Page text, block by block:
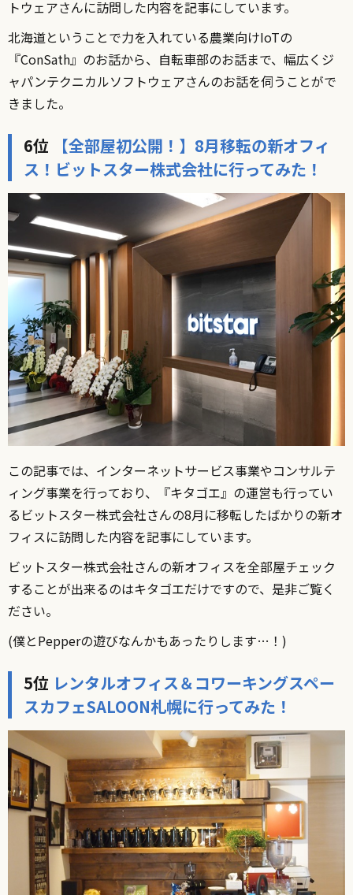
トウェアさんに訪問した内容を記事にしています。
北海道ということで力を入れている農業向けIoTの
『ConSath』のお話から、自転車部のお話まで、幅広くジ
ャパンテクニカルソフトウェアさんのお話を伺うことがで
きました。
6位
【全部屋初公開！】8月移転の新オフィ
ス！ビットスター株式会社に行ってみた！
この記事では、インターネットサービス事業やコンサルテ
ィング事業を行っており、『キタゴエ』の運営も行ってい
るビットスター株式会社さんの8月に移転したばかりの新オ
フィスに訪問した内容を記事にしています。
ビットスター株式会社さんの新オフィスを全部屋チェック
することが出来るのはキタゴエだけですので、是非ご覧く
ださい。
(僕とPepperの遊びなんかもあったりします…！)
5位 レンタルオフィス＆コワーキングスペー
スカフェSALOON札幌に行ってみた！